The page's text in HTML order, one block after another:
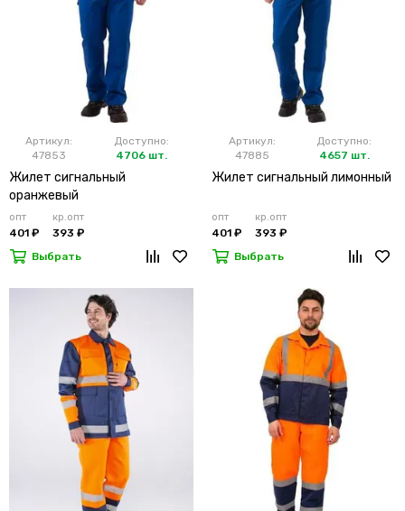
Артикул:
47853
Доступно:
4706 шт.
Жилет сигнальный
оранжевый
опт
401 ₽
кр.опт
393 ₽
Выбрать
Артикул:
47885
Доступно:
4657 шт.
Жилет сигнальный лимонный
опт
401 ₽
кр.опт
393 ₽
Выбрать